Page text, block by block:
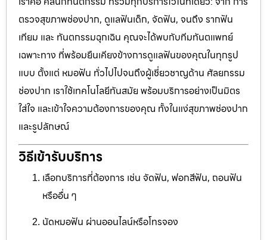
ตรวจสุขภาพช่องปาก, ดูแลฟันเด็ก, จัดฟัน, จนถึง รากฟัน
เทียม และ ทันตกรรมฉุกเฉิน คุณจะได้พบกับทีมทันตแพทย์
เฉพาะทาง ที่พร้อมยืนเคียงข้างการดูแลฟันของคุณในทุกรูป
แบบ ตั้งแต่ หมอฟัน ทั่วไปไปจนถึงผู้เชี่ยวชาญด้าน ศัลยกรรม
ช่องปาก เราใช้เทคโนโลยีทันสมัย พร้อมบริการอย่างเป็นมิตร
ใส่ใจ และเข้าใจความต้องการของคุณ ทั้งในแง่สุขภาพช่องปาก
และรูปลักษณ์
วิธีเข้ารับบริการ
เลือกบริการที่ต้องการ เช่น จัดฟัน, ฟอกสีฟัน, ถอนฟัน
หรืออื่น ๆ
นัดหมอฟัน ผ่านออนไลน์หรือโทรจอง